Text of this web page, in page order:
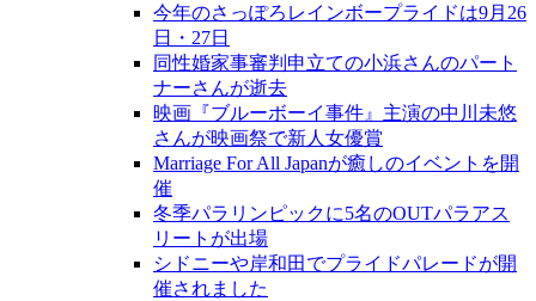
今年のさっぽろレインボープライドは9月26
日・27日
同性婚家事審判申立ての小浜さんのパート
ナーさんが逝去
映画『ブルーボーイ事件』主演の中川未悠
さんが映画祭で新人女優賞
Marriage For All Japanが癒しのイベントを開
催
冬季パラリンピックに5名のOUTパラアス
リートが出場
シドニーや岸和田でプライドパレードが開
催されました